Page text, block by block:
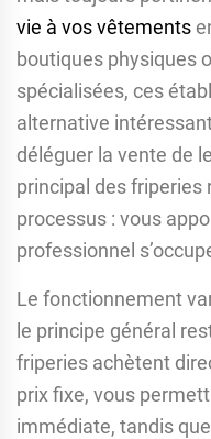
vie à vos vêtements
boutiques physiques
spécialisées, ces
alternative
déléguer la vente de
principal des friperies
processus : vous
professionnel
Le fonctionnement
le principe général
friperies achètent
prix fixe, vous
immédiate, tandis